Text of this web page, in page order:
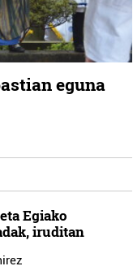
eguna
Egiako
iruditan